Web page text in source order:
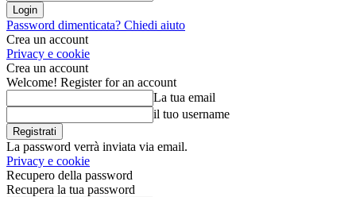
Password dimenticata? Chiedi aiuto
Crea un account
Privacy e cookie
Crea un account
Welcome! Register for an account
La tua email
il tuo username
La password verrà inviata via email.
Privacy e cookie
Recupero della password
Recupera la tua password